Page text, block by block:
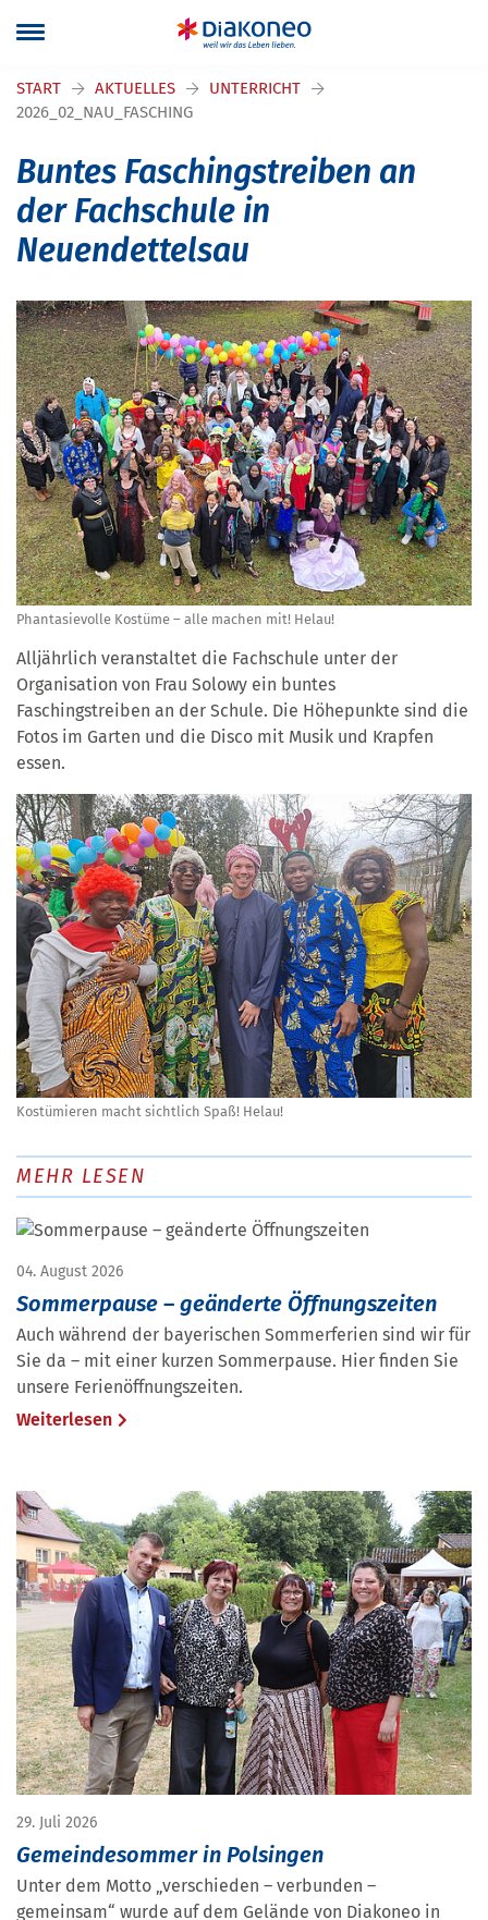
START AKTUELLES
UNTERRICHT
2026_02_NAU_FASCHING
Buntes Faschingstreiben an
der Fachschule in
Neuendettelsau
Phantasievolle Kostüme – alle machen mit! Helau!
Alljährlich veranstaltet die Fachschule unter der
Organisation von Frau Solowy ein buntes
Faschingstreiben an der Schule. Die Höhepunkte sind die
Fotos im Garten und die Disco mit Musik und Krapfen
essen.
Kostümieren macht sichtlich Spaß! Helau!
MEHR LESEN
04. August 2026
Sommerpause – geänderte Öffnungszeiten
Auch während der bayerischen Sommerferien sind wir für
Sie da – mit einer kurzen Sommerpause. Hier finden Sie
unsere Ferienöffnungszeiten.
Weiterlesen
29. Juli 2026
Gemeindesommer in Polsingen
Unter dem Motto „verschieden – verbunden –
gemeinsam“ wurde auf dem Gelände von Diakoneo in